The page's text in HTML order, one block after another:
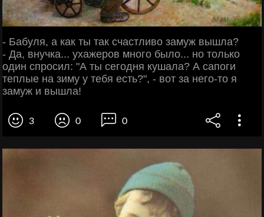
- Бабуля, а как ты так счастливо замуж вышла?
- Да, внучка... ухажеров много было... но только
один спросил: "А ты сегодня кушала? А сапоги
теплые на зиму у тебя есть?", - вот за него-то я
замуж и вышла!
3 0 0